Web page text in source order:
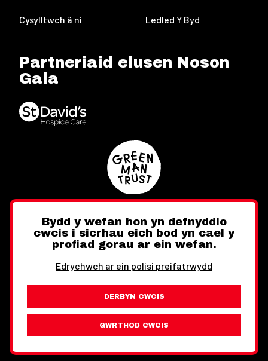
Cysylltwch â ni Ledled Y Byd
Partneriaid elusen Noson
Gala
Twitter FacebookInstagram
Ewch i'r Wefan Toward
Gwybodaeth Cyfreithiol
Wythnos Cymru Llundain © Hawlfraint 2026
Bydd y wefan hon yn defnyddio
cwcis i sicrhau eich bod yn cael y
profiad gorau ar ein wefan.
Edrychwch ar ein polisi preifatrwydd
DERBYN CWCIS
GWRTHOD CWCIS